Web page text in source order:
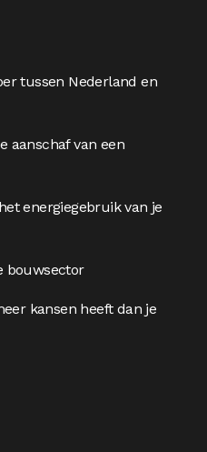
tussen Nederland en
aanschaf van een
energiegebruik van je
bouwsector
kansen heeft dan je